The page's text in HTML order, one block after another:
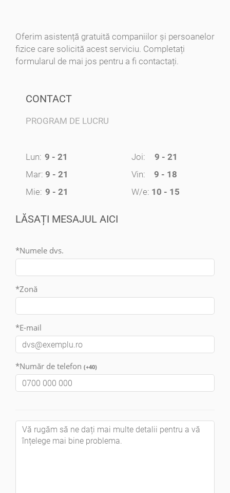
https://dentist-stomatolog.ro
Mar: 13 - 20
Oferim asistență gratuită companiilor și persoanelor
fizice care solicită acest serviciu. Completați
formularul de mai jos pentru a fi contactați.
CONTACT
PROGRAM DE LUCRU
Lun: 9 - 21
Mar: 9 - 21
Mie: 9 - 21
Joi:
9 - 21
Vin:
9 - 18
W/e: 10 - 15
LĂSAȚI MESAJUL AICI
*Numele dvs.
*Zonă
*E-mail
*Număr de telefon (+40)